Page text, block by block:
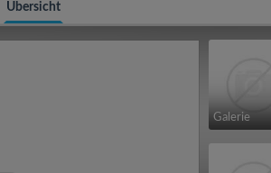
Übersicht
Galerie